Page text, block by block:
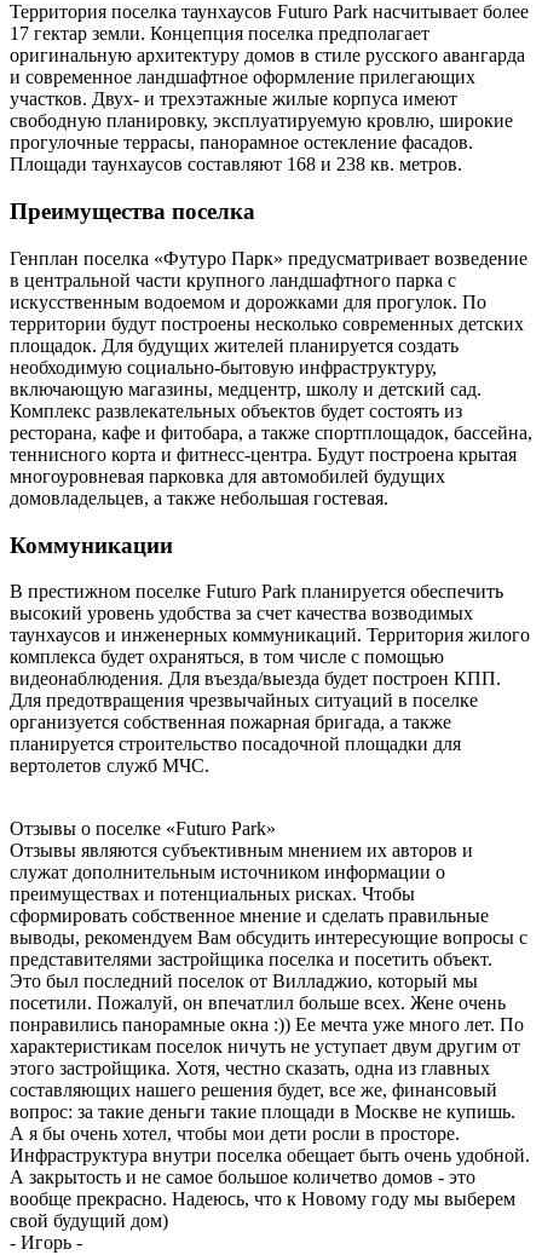
Территория поселка таунхаусов Futuro Park насчитывает более
17 гектар земли. Концепция поселка предполагает
оригинальную архитектуру домов в стиле русского авангарда
и современное ландшафтное оформление прилегающих
участков. Двух- и трехэтажные жилые корпуса имеют
свободную планировку, эксплуатируемую кровлю, широкие
прогулочные террасы, панорамное остекление фасадов.
Площади таунхаусов составляют 168 и 238 кв. метров.
Преимущества поселка
Генплан поселка «Футуро Парк» предусматривает возведение
в центральной части крупного ландшафтного парка с
искусственным водоемом и дорожками для прогулок. По
территории будут построены несколько современных детских
площадок. Для будущих жителей планируется создать
необходимую социально-бытовую инфраструктуру,
включающую магазины, медцентр, школу и детский сад.
Комплекс развлекательных объектов будет состоять из
ресторана, кафе и фитобара, а также спортплощадок, бассейна,
теннисного корта и фитнесс-центра. Будут построена крытая
многоуровневая парковка для автомобилей будущих
домовладельцев, а также небольшая гостевая.
Коммуникации
В престижном поселке Futuro Park планируется обеспечить
высокий уровень удобства за счет качества возводимых
таунхаусов и инженерных коммуникаций. Территория жилого
комплекса будет охраняться, в том числе с помощью
видеонаблюдения. Для въезда/выезда будет построен КПП.
Для предотвращения чрезвычайных ситуаций в поселке
организуется собственная пожарная бригада, а также
планируется строительство посадочной площадки для
вертолетов служб МЧС.
Отзывы о поселке «Futuro Park»
Отзывы являются субъективным мнением их авторов и
служат дополнительным источником информации о
преимуществах и потенциальных рисках. Чтобы
сформировать собственное мнение и сделать правильные
выводы, рекомендуем Вам обсудить интересующие вопросы с
представителями застройщика поселка и посетить объект.
Это был последний поселок от Вилладжио, который мы
посетили. Пожалуй, он впечатлил больше всех. Жене очень
понравились панорамные окна :)) Ее мечта уже много лет. По
характеристикам поселок ничуть не уступает двум другим от
этого застройщика. Хотя, честно сказать, одна из главных
составляющих нашего решения будет, все же, финансовый
вопрос: за такие деньги такие площади в Москве не купишь.
А я бы очень хотел, чтобы мои дети росли в просторе.
Инфраструктура внутри поселка обещает быть очень удобной.
А закрытость и не самое большое количетво домов - это
вообще прекрасно. Надеюсь, что к Новому году мы выберем
свой будущий дом)
- Игорь -